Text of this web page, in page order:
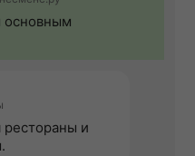
основным
и